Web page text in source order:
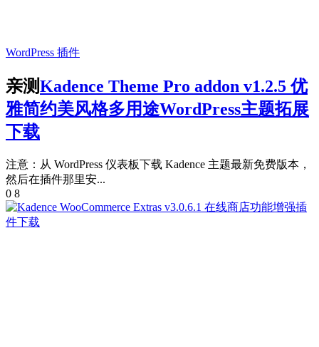
WordPress 插件
亲测Kadence Theme Pro addon v1.2.5 优
雅简约美风格多用途WordPress主题拓展
下载
注意：从 WordPress 仪表板下载 Kadence 主题最新免费版本，
然后在插件那里安...
0 8